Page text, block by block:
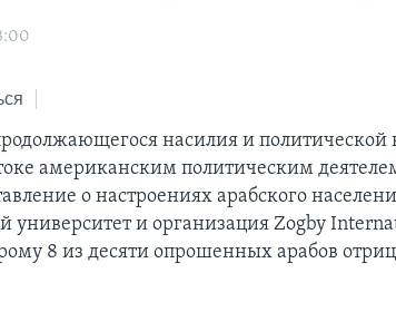
насилия и политической
американским политическим
о настроениях арабского
университет и организация Zogby
8 из десяти опрошенных арабов